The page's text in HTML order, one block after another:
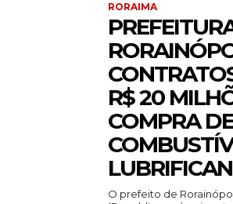
RORAIMA
R$ 20
COMPRA DE
O prefeito de